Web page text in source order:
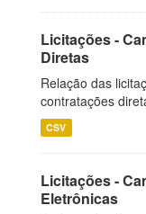
Licitações -
Diretas
Relação das
contratações
CSV
Licitações -
Eletrônicas